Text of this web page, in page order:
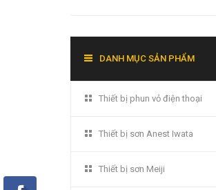
DANH MỤC SẢN PHẨM
Thiết bị phun vỏ điện thoại
Thiết bị sơn Anest Iwata
Thiết bị sơn Meiji